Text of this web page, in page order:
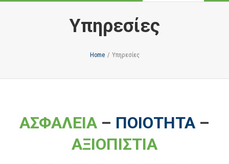
Υπηρεσίες
Home / Υπηρεσίες
ΑΣΦΑΛΕΙΑ – ΠΟΙΟΤΗΤΑ–
ΑΞΙΟΠΙΣΤΙΑ